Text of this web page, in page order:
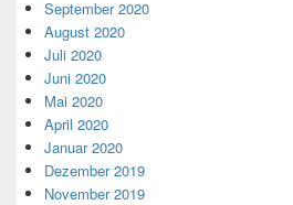
September 2020
August 2020
Juli 2020
Juni 2020
Mai 2020
April 2020
Januar 2020
Dezember 2019
November 2019